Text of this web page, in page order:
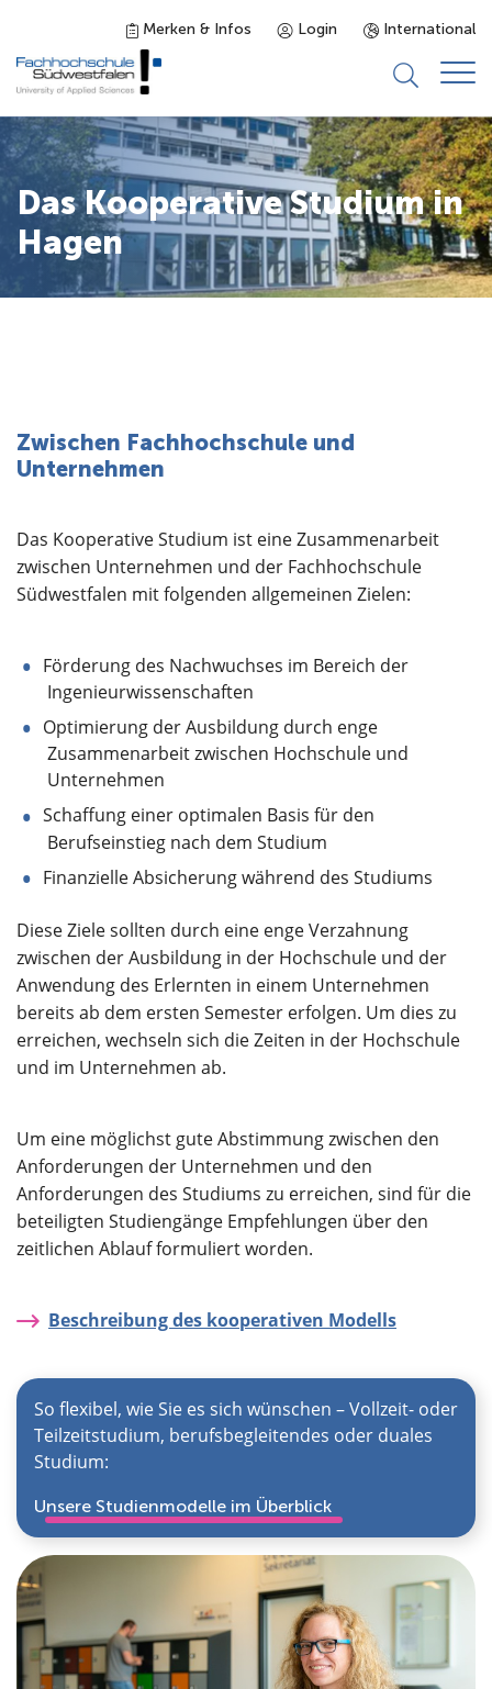
Merken & Infos Login International
Studieninteressierte
Studienangebot
Studierende
Karriere
Das Kooperative Studium in
Hagen
Zwischen Fachhochschule und
Unternehmen
Das Kooperative Studium ist eine Zusammenarbeit
zwischen Unternehmen und der Fachhochschule
Südwestfalen mit folgenden allgemeinen Zielen:
Förderung des Nachwuchses im Bereich der
Ingenieurwissenschaften
Optimierung der Ausbildung durch enge
Zusammenarbeit zwischen Hochschule und
Unternehmen
Schaffung einer optimalen Basis für den
Berufseinstieg nach dem Studium
Finanzielle Absicherung während des Studiums
Diese Ziele sollten durch eine enge Verzahnung
zwischen der Ausbildung in der Hochschule und der
Anwendung des Erlernten in einem Unternehmen
bereits ab dem ersten Semester erfolgen. Um dies zu
erreichen, wechseln sich die Zeiten in der Hochschule
und im Unternehmen ab.
Um eine möglichst gute Abstimmung zwischen den
Anforderungen der Unternehmen und den
Anforderungen des Studiums zu erreichen, sind für die
beteiligten Studiengänge Empfehlungen über den
zeitlichen Ablauf formuliert worden.
Beschreibung des kooperativen Modells
So flexibel, wie Sie es sich wünschen – Vollzeit- oder
Teilzeitstudium, berufsbegleitendes oder duales
Studium:
Unsere Studienmodelle im Überblick